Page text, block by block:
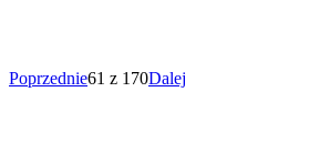
Poprzednie61 z 170Dalej